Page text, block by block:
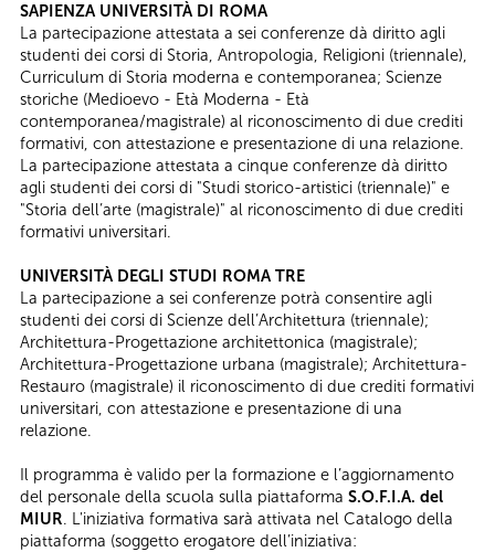
SAPIENZA UNIVERSITÀ DI ROMA
La partecipazione attestata a sei conferenze dà diritto agli
studenti dei corsi di Storia, Antropologia, Religioni (triennale),
Curriculum di Storia moderna e contemporanea; Scienze
storiche (Medioevo - Età Moderna - Età
contemporanea/magistrale) al riconoscimento di due crediti
formativi, con attestazione e presentazione di una relazione.
​La partecipazione attestata a cinque conferenze dà diritto
agli studenti dei corsi di "Studi storico-artistici (triennale)" e
"Storia dell’arte (magistrale)" al riconoscimento di due crediti
formativi universitari.
UNIVERSITÀ DEGLI STUDI ROMA TRE
La partecipazione a sei conferenze potrà consentire agli
studenti dei corsi di Scienze dell’Architettura (triennale);
Architettura-Progettazione architettonica (magistrale);
Architettura-Progettazione urbana (magistrale); Architettura-
Restauro (magistrale) il riconoscimento di due crediti formativi
universitari, con attestazione e presentazione di una
relazione.
Il programma è valido per la formazione e l’aggiornamento
del personale della scuola sulla piattaforma S.O.F.I.A. del
MIUR. L'iniziativa formativa sarà attivata nel Catalogo della
piattaforma (soggetto erogatore dell’iniziativa: